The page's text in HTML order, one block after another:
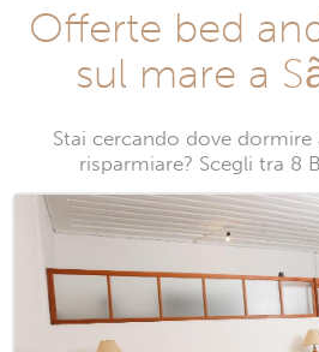
Offerte bed
sul mare a
Stai cercando dove dormire
risparmiare? Scegli tra 8